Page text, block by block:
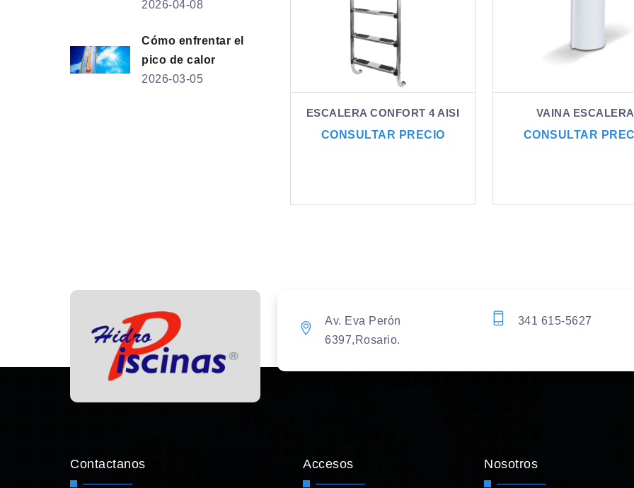
2026-04-08
Cómo enfrentar el
pico de calor
2026-03-05
ESCALERA CONFORT 4 AISI
CONSULTAR PRECIO
VAINA ESCALERA
CONSULTAR
Av. Eva Perón
6397,Rosario.
341 615-5627
Contactanos Accesos Nosotros